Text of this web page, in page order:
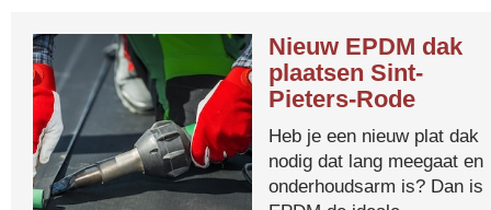
Nieuw EPDM dak
plaatsen Sint-
Pieters-Rode
Heb je een nieuw plat dak
nodig dat lang meegaat en
onderhoudsarm is? Dan is